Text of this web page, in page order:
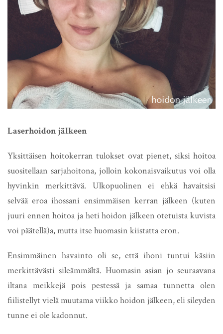
Laserhoidon jälkeen
Yksittäisen hoitokerran tulokset ovat pienet, siksi hoitoa
suositellaan sarjahoitona, jolloin kokonaisvaikutus voi olla
hyvinkin merkittävä. Ulkopuolinen ei ehkä havaitsisi
selvää eroa ihossani ensimmäisen kerran jälkeen (kuten
juuri ennen hoitoa ja heti hoidon jälkeen otetuista kuvista
voi päätellä)a, mutta itse huomasin kiistatta eron.
Ensimmäinen havainto oli se, että ihoni tuntui käsiin
merkittävästi sileämmältä. Huomasin asian jo seuraavana
iltana meikkejä pois pestessä ja samaa tunnetta olen
fiilistellyt vielä muutama viikko hoidon jälkeen, eli sileyden
tunne ei ole kadonnut.